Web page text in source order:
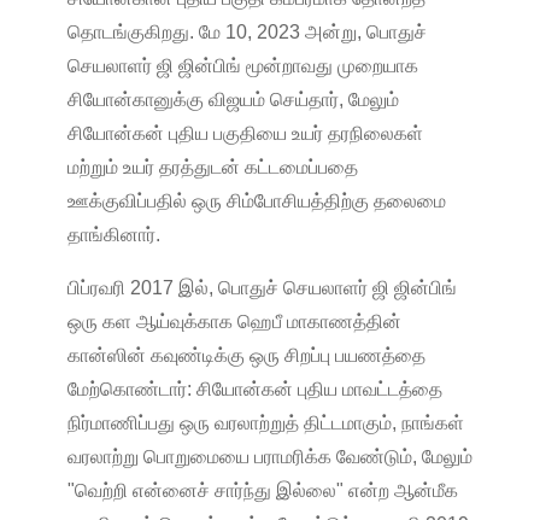
தொடங்குகிறது. மே 10, 2023 அன்று, பொதுச்
செயலாளர் ஜி ஜின்பிங் மூன்றாவது முறையாக
சியோன்கானுக்கு விஜயம் செய்தார், மேலும்
சியோன்கன் புதிய பகுதியை உயர் தரநிலைகள்
மற்றும் உயர் தரத்துடன் கட்டமைப்பதை
ஊக்குவிப்பதில் ஒரு சிம்போசியத்திற்கு தலைமை
தாங்கினார்.
பிப்ரவரி 2017 இல், பொதுச் செயலாளர் ஜி ஜின்பிங்
ஒரு கள ஆய்வுக்காக ஹெபீ மாகாணத்தின்
கான்ஸின் கவுண்டிக்கு ஒரு சிறப்பு பயணத்தை
மேற்கொண்டார்: சியோன்கன் புதிய மாவட்டத்தை
நிர்மாணிப்பது ஒரு வரலாற்றுத் திட்டமாகும், நாங்கள்
வரலாற்று பொறுமையை பராமரிக்க வேண்டும், மேலும்
"வெற்றி என்னைச் சார்ந்து இல்லை" என்ற ஆன்மீக